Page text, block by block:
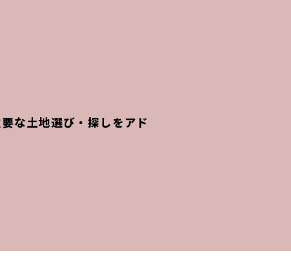
な土地選び・探しをアド